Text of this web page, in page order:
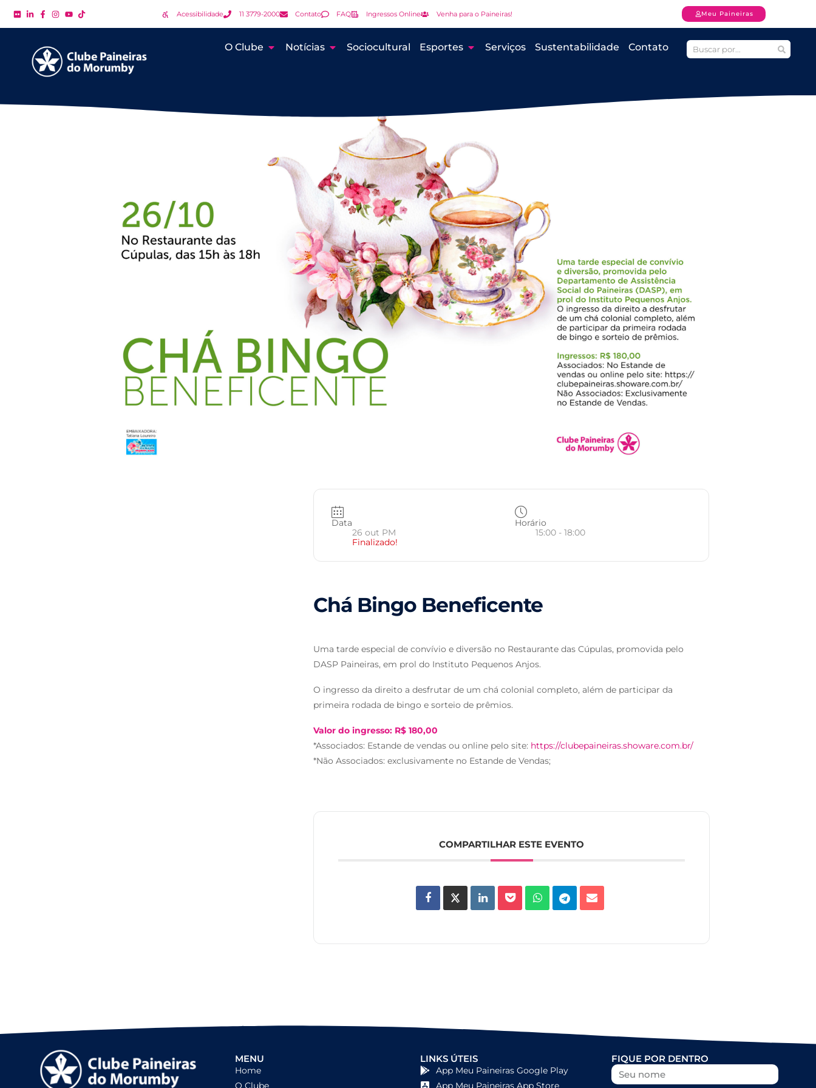
Acessibilidade 11 3779-2000 Contato FAQ Ingressos Online Venha para o Paineiras! Meu Paineiras
O Clube Notícias Sociocultural Esportes Serviços Sustentabilidade Contato
Data
26 out PM
Finalizado!
Horário
15:00 - 18:00
Chá Bingo Beneficente
Uma tarde especial de convívio e diversão no Restaurante das Cúpulas, promovida pelo
DASP Paineiras, em prol do Instituto Pequenos Anjos.
O ingresso da direito a desfrutar de um chá colonial completo, além de participar da
primeira rodada de bingo e sorteio de prêmios.
Valor do ingresso: R$ 180,00
*Associados: Estande de vendas ou online pelo site: https://clubepaineiras.showare.com.br/
*Não Associados: exclusivamente no Estande de Vendas;
COMPARTILHAR ESTE EVENTO
MENU
Home
O Clube
LINKS ÚTEIS
App Meu Paineiras Google Play
App Meu Paineiras App Store
FIQUE POR DENTRO